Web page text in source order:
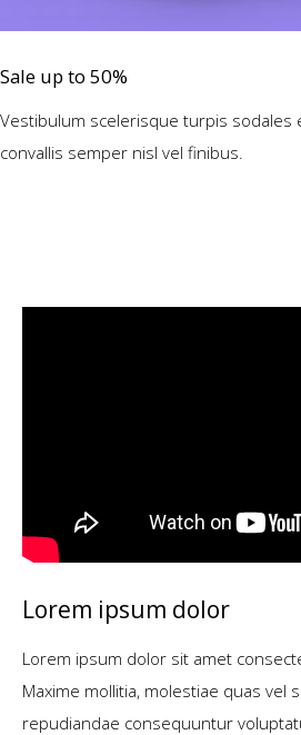
Sale up to 50%
Vestibulum scelerisque turpis sodales
convallis semper nisl vel finibus.
Lorem ipsum dolor
Lorem ipsum dolor sit amet
Maxime mollitia, molestiae quas vel
repudiandae consequuntur